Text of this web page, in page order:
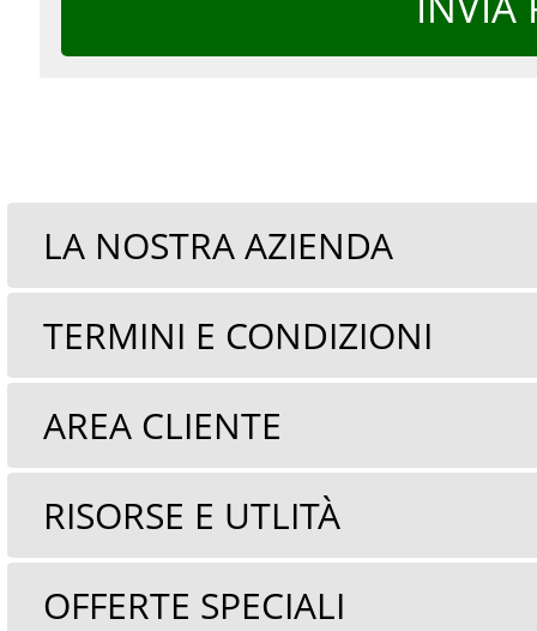
LA NOSTRA AZIENDA
TERMINI E CONDIZIONI
AREA CLIENTE
RISORSE E UTLITÀ
OFFERTE SPECIALI